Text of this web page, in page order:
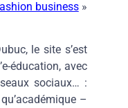
business»
le site s’est
éducation, avec
sociaux… :
–